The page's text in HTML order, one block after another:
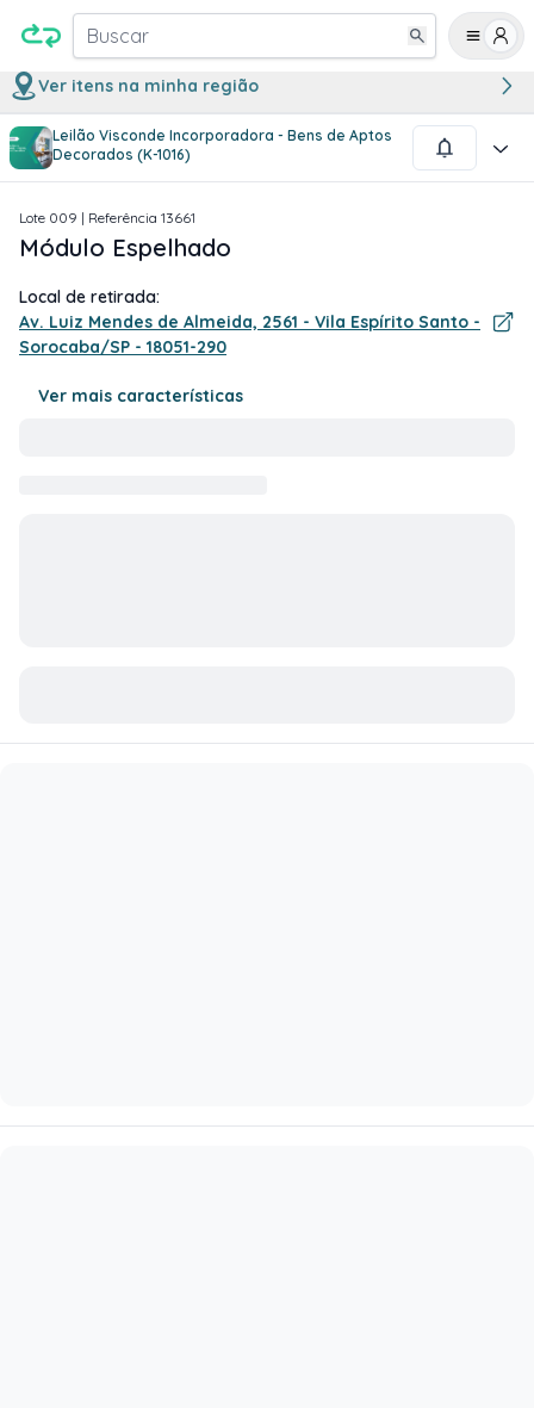
Buscar
Ver itens na minha região
Leilão Visconde Incorporadora - Bens de Aptos
Decorados (K-1016)
1/2
Lote 009 | Referência 13661
Módulo Espelhado
Local de retirada:
Av. Luiz Mendes de Almeida, 2561 - Vila Espírito Santo -
Sorocaba/SP - 18051-290
Ver mais características